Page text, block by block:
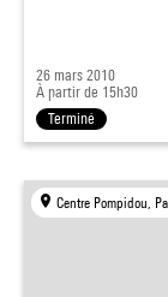
26 mars 2010
À partir de 15h30
Terminé
Centre Pompidou,